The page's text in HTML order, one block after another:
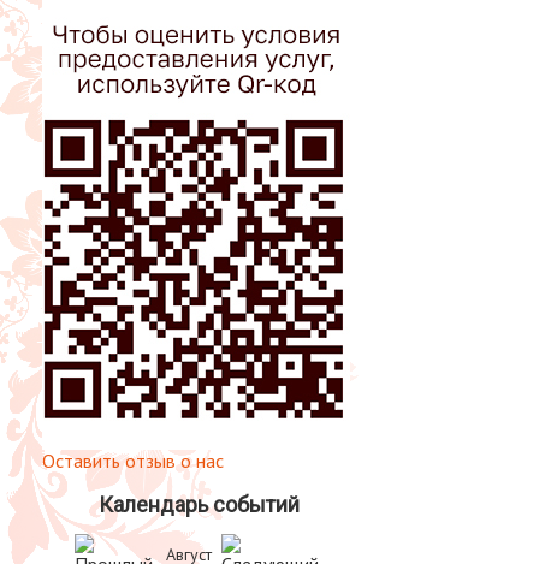
Оставить отзыв о нас
Календарь событий
Август